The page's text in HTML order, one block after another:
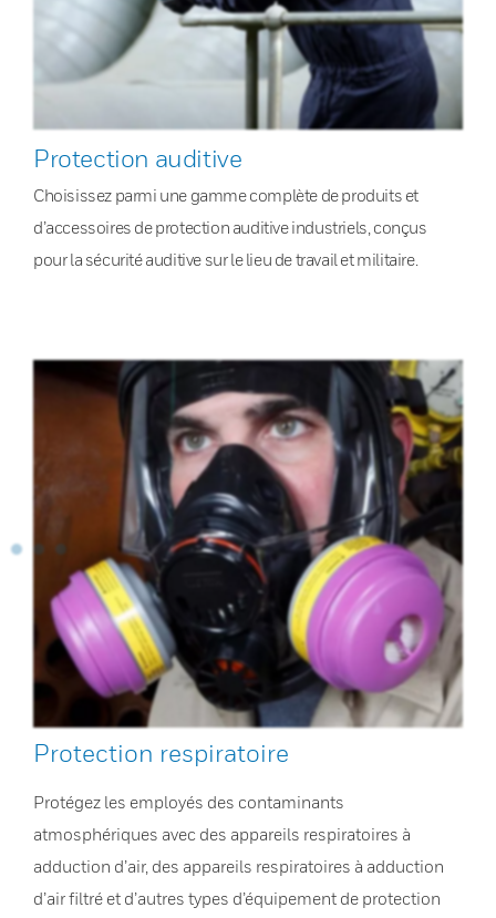
Protection auditive
Choisissez parmi une gamme complète de produits et
d’accessoires de protection auditive industriels, conçus
pour la sécurité auditive sur le lieu de travail et militaire.
Protection respiratoire
Protégez les employés des contaminants
atmosphériques avec des appareils respiratoires à
adduction d’air, des appareils respiratoires à adduction
d’air filtré et d’autres types d’équipement de protection